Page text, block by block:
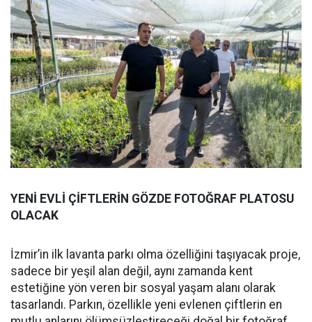
YENİ EVLİ ÇİFTLERİN GÖZDE FOTOĞRAF PLATOSU
OLACAK
İzmir’in ilk lavanta parkı olma özelliğini taşıyacak proje,
sadece bir yeşil alan değil, aynı zamanda kent
estetiğine yön veren bir sosyal yaşam alanı olarak
tasarlandı. Parkın, özellikle yeni evlenen çiftlerin en